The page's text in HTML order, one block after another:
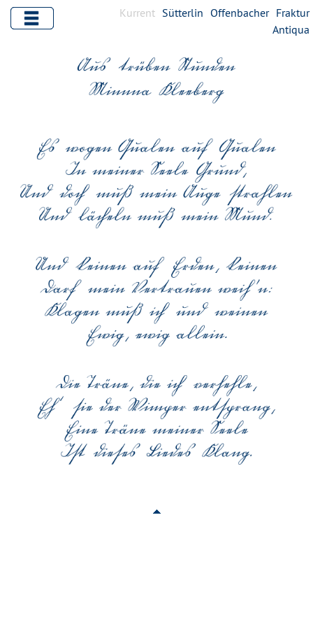
Kurrent Sütterlin Offenbacher Fraktur
Antiqua